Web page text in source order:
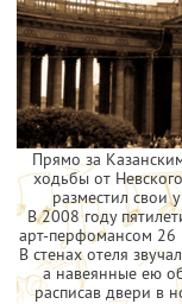
Прямо за
ходьбы от
разместил свои
В 2008 году
арт-перфомансом 26
В стенах отеля
а навеянные ею
расписав двери в